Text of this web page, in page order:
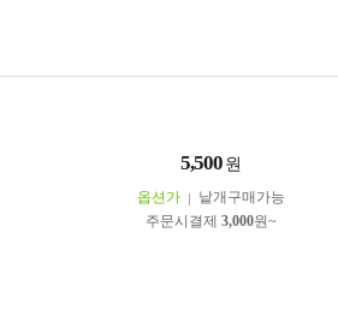
5,500 원
옵션가
낱개구매가능
주문시결제 3,000원~